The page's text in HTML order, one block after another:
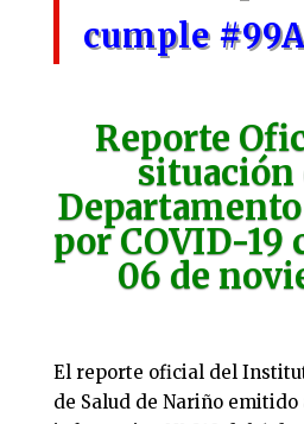
cumple
Reporte
por COVID-19
06 de
El reporte oficial del
de Salud de Nariño